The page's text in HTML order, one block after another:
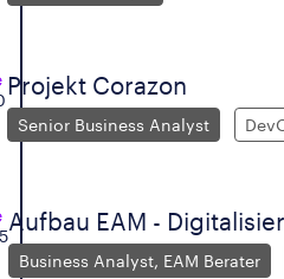
Projekt Corazon
Senior Business Analyst
Aufbau EAM -
Business Analyst, EAM Berater